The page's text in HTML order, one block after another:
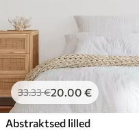
33.33€20.00 €
Abstraktsed lilled